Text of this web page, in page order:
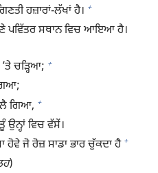
ਹਜ਼ਾਰਾਂ-ਲੱਖਾਂ ਹੈ। +
ਪਵਿੱਤਰ ਸਥਾਨ ਵਿਚ ਆਇਆ ਹੈ।
ਚੜ੍ਹਿਆ; +
ਗਿਆ, +
ਉਨ੍ਹਾਂ ਵਿਚ ਵੱਸੇਂ।
ਹੋਵੇ ਜੋ ਰੋਜ਼ ਸਾਡਾ ਭਾਰ ਚੁੱਕਦਾ ਹੈ +
)